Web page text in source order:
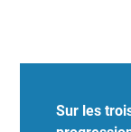
Sur les